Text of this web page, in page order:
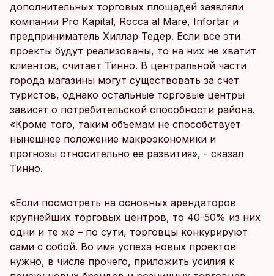
дополнительных торговых площадей заявляли
компании Pro Kapital, Rocca al Mare, Infortar и
предприниматель Хиллар Тедер. Если все эти
проекты будут реализованы, то на них не хватит
клиентов, считает Тинно. В центральной части
города магазины могут существовать за счет
туристов, однако остальные торговые центры
зависят о потребительской способности района.
«Кроме того, таким объемам не способствует
нынешнее положение макроэкономики и
прогнозы относительно ее развития», - сказал
Тинно.
«Если посмотреть на основных арендаторов
крупнейших торговых центров, то 40-50% из них
одни и те же – по сути, торговцы конкурируют
сами с собой. Во имя успеха новых проектов
нужно, в числе прочего, приложить усилия к